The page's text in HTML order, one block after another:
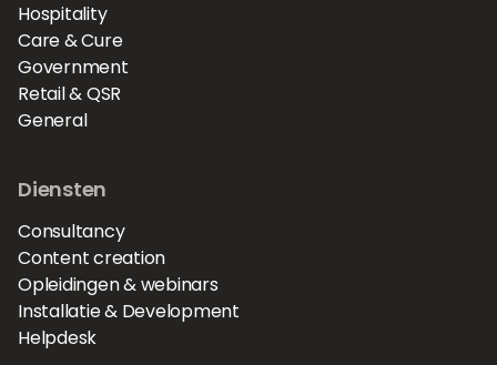
Hospitality
Care & Cure
Government
Retail & QSR
General
Diensten
Consultancy
Content creation
Opleidingen & webinars
Installatie & Development
Helpdesk